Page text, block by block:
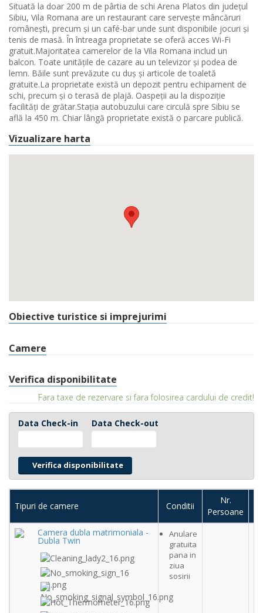
Situată la doar 200 m de pârtia de schi Arena Platos din județul
Sibiu, Vila Romana are un restaurant care servește mâncăruri
românești, precum și un café-bar unde sunt disponibile jocuri și
tenis de masă. În întreaga proprietate se oferă acces Wi-Fi
gratuit.Majoritatea camerelor de la Vila Romana includ un
balcon. Toate unitățile de cazare au un televizor și podea de
lemn. Băile sunt prevăzute cu duș și articole de toaletă
gratuite.La proprietate există un depozit pentru echipament de
schi, precum și o terasă de plajă. Oaspeții au la dispoziție
facilități de grătar.Stația autobuzului care circulă spre Sibiu se
află la 450 m. Chiar lângă proprietate există o parcare publică.
Vizualizare harta
Obiective turistice si imprejurimi
Camere
Verifica disponibilitate
Fara taxe de rezervare si fara folosirea cardului de credit!
Data Check-in Data Check-out
Tipuri de camere Conditii
Nr.
Persoane
Camera dubla matrimoniala -
Dubla Twin
Anulare
gratuita
pana in
ziua
sosirii